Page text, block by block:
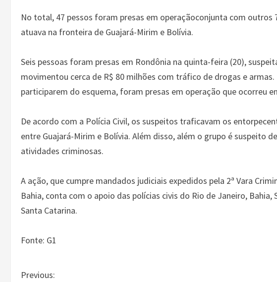
No total, 47 pessos foram presas em operaçãoconjunta com
atuava na fronteira de Guajará-Mirim e Bolívia.
Seis pessoas foram presas em Rondônia na quinta-feira (20),
movimentou cerca de R$ 80 milhões com tráfico de drogas e
participarem do esquema, foram presas em operação que ocorreu
De acordo com a Polícia Civil, os suspeitos traficavam os
entre Guajará-Mirim e Bolívia. Além disso, além o grupo é suspeito
atividades criminosas.
A ação, que cumpre mandados judiciais expedidos pela 2ª Vara
Bahia, conta com o apoio das polícias civis do Rio de Janeiro, Bahia,
Santa Catarina.
Fonte: G1
Previous: